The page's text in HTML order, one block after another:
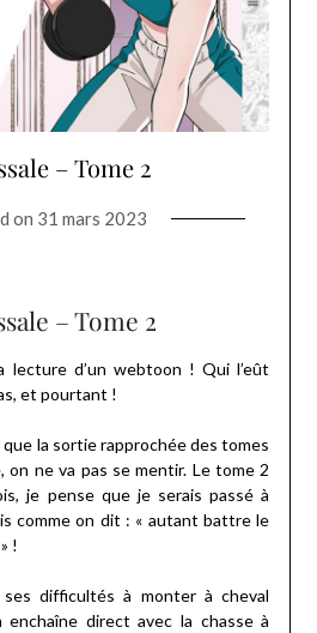
– Tome 2
on 31 mars 2023
– Tome 2
lecture d’un webtoon ! Qui l’eût
et pourtant !
la sortie rapprochée des tomes
ne va pas se mentir. Le tome 2
je pense que je serais passé à
comme on dit : « autant battre le
!
ses difficultés à monter à cheval
enchaîne direct avec la chasse à